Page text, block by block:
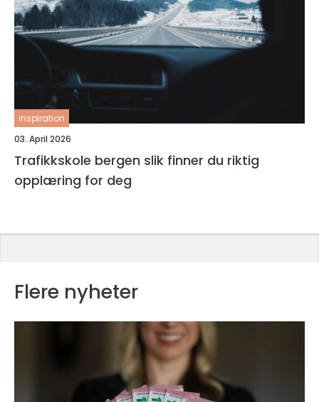
inspiration
03. April 2026
Trafikkskole bergen slik finner du riktig
opplæring for deg
Flere nyheter